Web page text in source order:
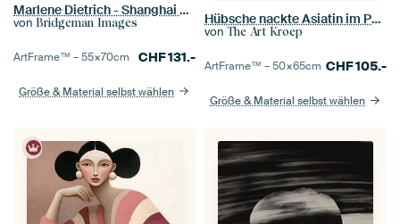
Marlene Dietrich - Shanghai Express (1932)
von Bridgeman Images
ArtFrame™ –55×70cm CHF131.-
Größe & Material selbst wählen
Hübsche nackte Asiatin im Pop-Art-Stil
von The Art Kroep
ArtFrame™ –50×65cm CHF105.-
Größe & Material selbst wählen